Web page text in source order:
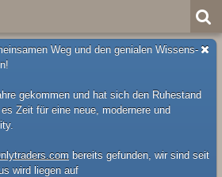
Weg und den genialen Wissens-
gekommen und hat sich den Ruhestand
Zeit für eine neue, modernere und
bereits gefunden, wir sind seit
wird liegen auf